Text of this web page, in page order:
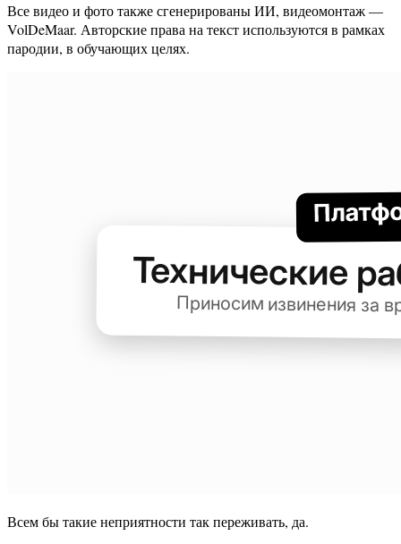
Все видео и фото также сгенерированы ИИ, видеомонтаж —
VolDeMaar. Авторские права на текст используются в рамках
пародии, в обучающих целях.
Всем бы такие неприятности так переживать, да.